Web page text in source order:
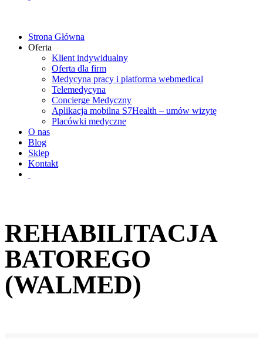
Strona Główna
Oferta
Klient indywidualny
Oferta dla firm
Medycyna pracy i platforma webmedical
Telemedycyna
Concierge Medyczny
Aplikacja mobilna S7Health – umów wizytę
Placówki medyczne
O nas
Blog
Sklep
Kontakt
REHABILITACJA
BATOREGO
(WALMED)